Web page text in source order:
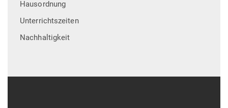
Hausordnung
Unterrichtszeiten
Nachhaltigkeit